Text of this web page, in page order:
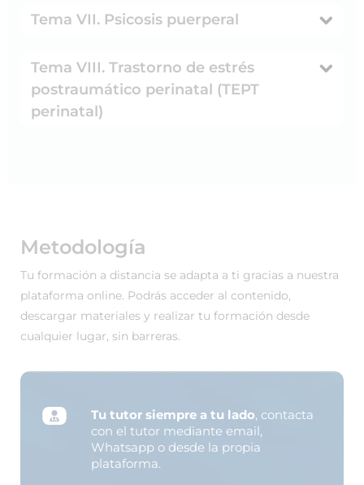
Tema VII. Psicosis puerperal
Tema VIII. Trastorno de estrés
postraumático perinatal (TEPT
perinatal)
Metodología
Tu formación a distancia se adapta a ti gracias a nuestra
plataforma online. Podrás acceder al contenido,
descargar materiales y realizar tu formación desde
cualquier lugar, sin barreras.
Tu tutor siempre a tu lado, contacta
con el tutor mediante email,
Whatsapp o desde la propia
plataforma.